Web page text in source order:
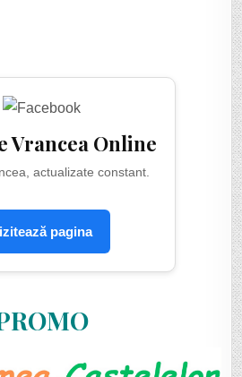
Vrancea Online
actualizate constant.
pagina